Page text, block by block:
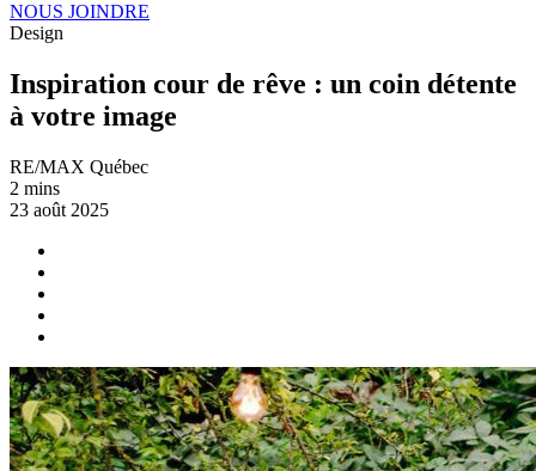
NOUS JOINDRE
Design
Inspiration cour de rêve : un coin détente
à votre image
RE/MAX Québec
2 mins
23 août 2025